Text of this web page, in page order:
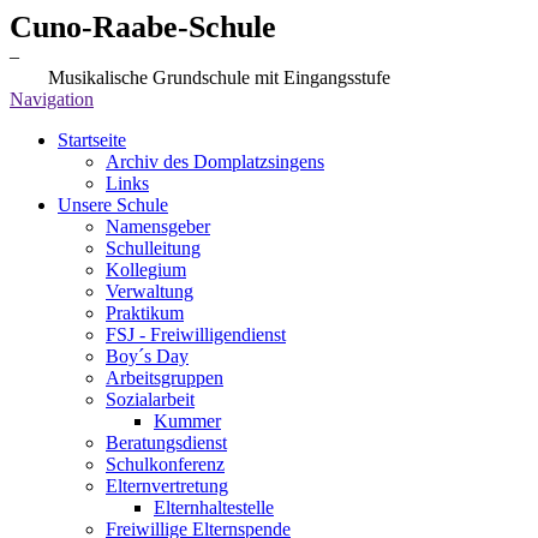
Cuno-Raabe-Schule
–
Musikalische Grundschule mit Eingangsstufe
Navigation
Startseite
Archiv des Domplatzsingens
Links
Unsere Schule
Namensgeber
Schulleitung
Kollegium
Verwaltung
Praktikum
FSJ - Freiwilligendienst
Boy´s Day
Arbeitsgruppen
Sozialarbeit
Kummer
Beratungsdienst
Schulkonferenz
Elternvertretung
Elternhaltestelle
Freiwillige Elternspende